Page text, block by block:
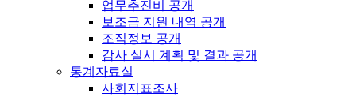
업무추진비 공개
보조금 지원 내역 공개
조직정보 공개
감사 실시 계획 및 결과 공개
통계자료실
사회지표조사